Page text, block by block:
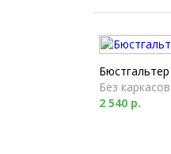
Без каркасов
2 540 р.